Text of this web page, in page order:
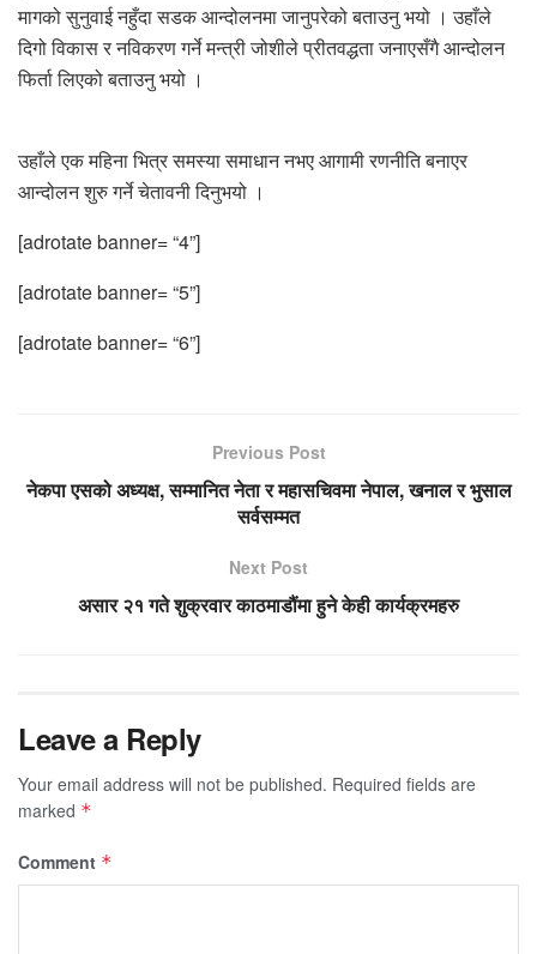
मागको सुनुवाई नहुँदा सडक आन्दोलनमा जानुपरेको बताउनु भयो । उहाँले
दिगो विकास र नविकरण गर्ने मन्त्री जोशीले प्रीतवद्धता जनाएसँगै आन्दोलन
फिर्ता लिएको बताउनु भयो ।
उहाँले एक महिना भित्र समस्या समाधान नभए आगामी रणनीति बनाएर
आन्दोलन शुरु गर्ने चेतावनी दिनुभयो ।
[adrotate banner= “4”]
[adrotate banner= “5”]
[adrotate banner= “6”]
Previous Post
नेकपा एसको अध्यक्ष, सम्मानित नेता र महासचिवमा नेपाल, खनाल र भुसाल
सर्वसम्मत
Next Post
असार २१ गते शुक्रवार काठमाडौंमा हुने केही कार्यक्रमहरु
Leave a Reply
Your email address will not be published. Required fields are
marked *
Comment *